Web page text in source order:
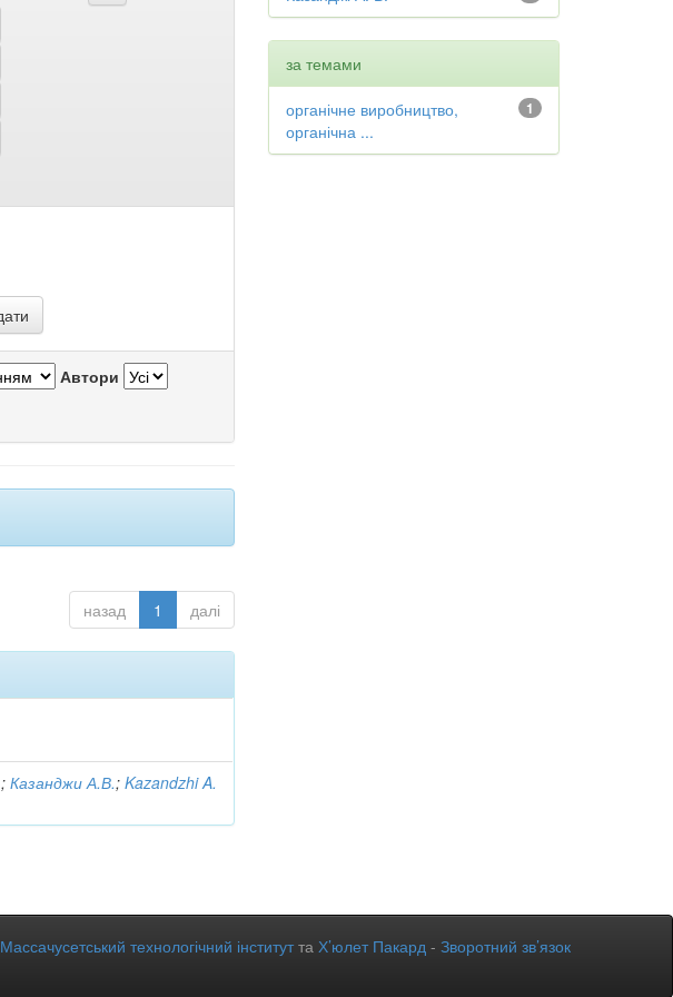
Автори
назад 1 далі
;Казанджи А.В.;Kazandzhi A.
за темами
1
органічне виробництво,
органічна ...
Массачусетський технологічний інститутта Х’юлет Пакард - Зворотний зв’язок